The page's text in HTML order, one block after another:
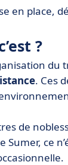
en place,
?
du
. Ces
de
ce